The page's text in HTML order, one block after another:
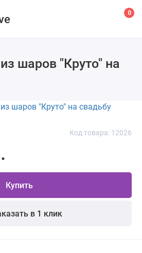
0
шаров "Круто" на
Код товара: 12026
Купить
в 1 клик